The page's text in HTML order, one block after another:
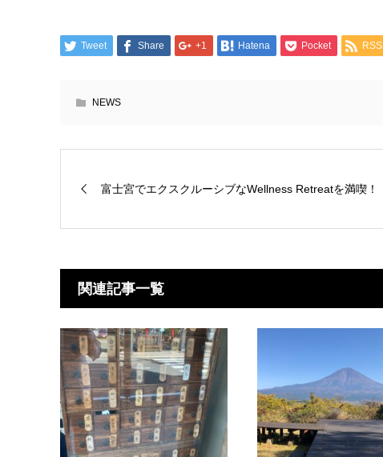
Tweet Share +1 Hatena Pocket RSS
NEWS
富士宮でエクスクルーシブなWellness Retreatを満喫！
関連記事一覧